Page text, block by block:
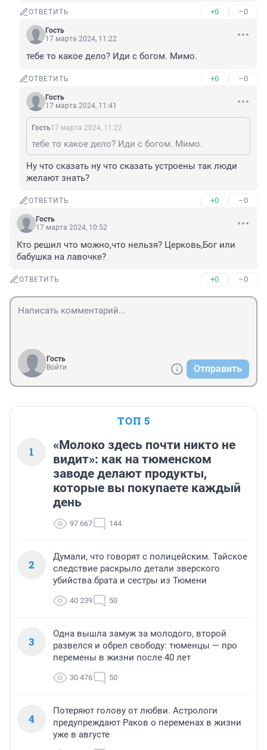
ОТВЕТИТЬ +0 –0
Гость
17 марта 2024, 11:22
тебе то какое дело? Иди с богом. Мимо.
ОТВЕТИТЬ +0 –0
Гость
17 марта 2024, 11:41
Гость17 марта 2024, 11:22
тебе то какое дело? Иди с богом. Мимо.
Ну что сказать ну что сказать устроены так люди
желают знать?
ОТВЕТИТЬ +0 –0
Гость
17 марта 2024, 10:52
Кто решил что можно,что нельзя? Церковь,Бог или
бабушка на лавочке?
ОТВЕТИТЬ +0 –0
Гость
Войти
Отправить
ТОП 5
1
«Молоко здесь почти никто не
видит»: как на тюменском
заводе делают продукты,
которые вы покупаете каждый
день
97 667 144
2
Думали, что говорят с полицейским. Тайское
следствие раскрыло детали зверского
убийства брата и сестры из Тюмени
40 239 50
3
Одна вышла замуж за молодого, второй
развелся и обрел свободу: тюменцы — про
перемены в жизни после 40 лет
30 476 50
4
Потеряют голову от любви. Астрологи
предупреждают Раков о переменах в жизни
уже в августе